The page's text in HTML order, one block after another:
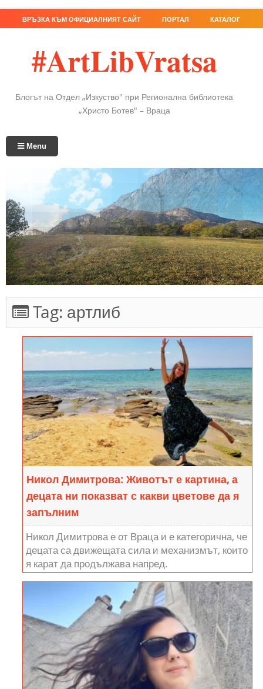
ВРЪЗКА КЪМ ОФИЦИАЛНИЯТ САЙТ ПОРТАЛ КАТАЛОГ
#ArtLibVratsa
Блогът на Отдел „Изкуство" при Регионална библиотека
„Христо Ботев" – Враца
Menu
Tag: артлиб
Никол Димитрова: Животът е картина, а
децата ни показват с какви цветове да я
запълним
Никол Димитрова е от Враца и е категорична, че
децата са движещата сила и механизмът, които
я карат да продължава напред.